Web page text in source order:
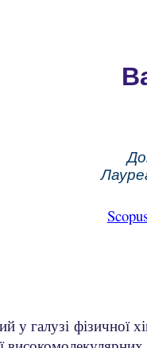
Л
галузі фізичної